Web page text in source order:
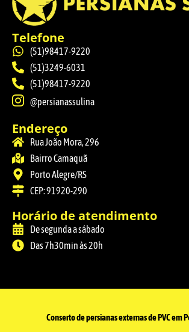
Telefone
(51)98417-9220
(51)3249-6031
(51)98417-9220
@persianassulina
Endereço
Rua João Mora, 296
Bairro Camaquã
Porto Alegre/RS
CEP: 91920-290
Horário de atendimento
De segunda a sábado
Das 7h30min às 20h
Conserto de persianas externas de PVC em